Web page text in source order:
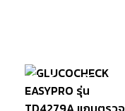
ตะกร้า
สินค้าหมดแล้ว